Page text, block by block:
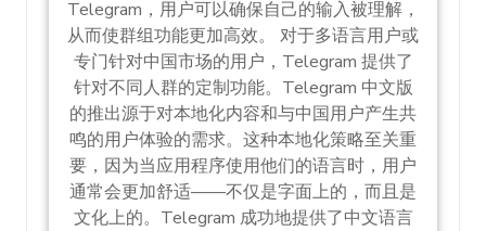
Telegram，用户可以确保自己的输入被理解，
从而使群组功能更加高效。 对于多语言用户或
专门针对中国市场的用户，Telegram 提供了
针对不同人群的定制功能。Telegram 中文版
的推出源于对本地化内容和与中国用户产生共
鸣的用户体验的需求。这种本地化策略至关重
要，因为当应用程序使用他们的语言时，用户
通常会更加舒适——不仅是字面上的，而且是
文化上的。Telegram 成功地提供了中文语言